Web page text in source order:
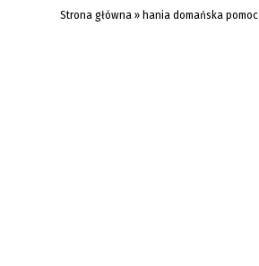
Strona główna » hania domańska pomoc